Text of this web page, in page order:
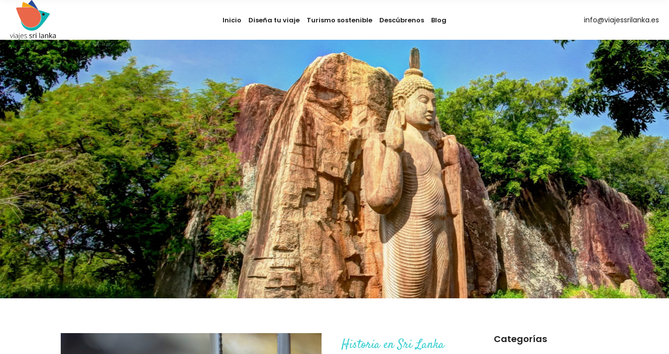
Inicio Diseña tu viaje Turismo sostenible Descúbrenos Blog info@viajessrilanka.es
Historia en Sri Lanka Categorías